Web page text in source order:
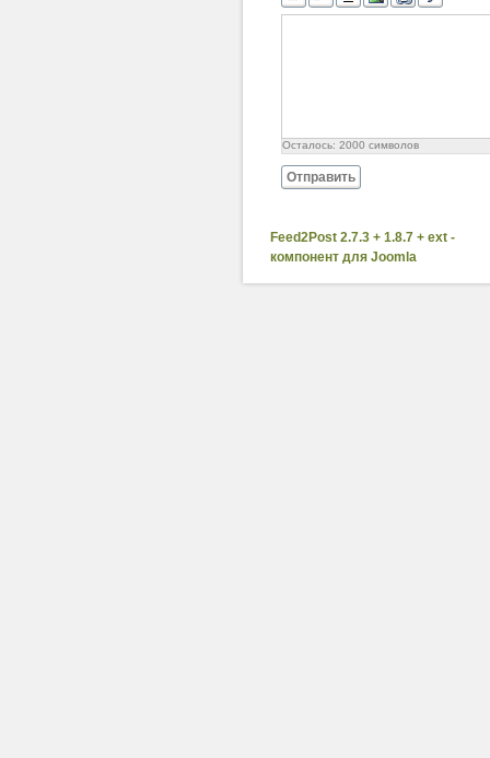
Осталось: 2000 символов
Отправить
Feed2Post 2.7.3 + 1.8.7 + ext -
компонент для Joomla